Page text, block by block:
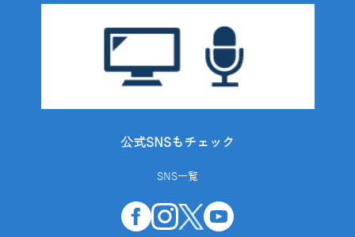
公式SNSもチェック
SNS一覧